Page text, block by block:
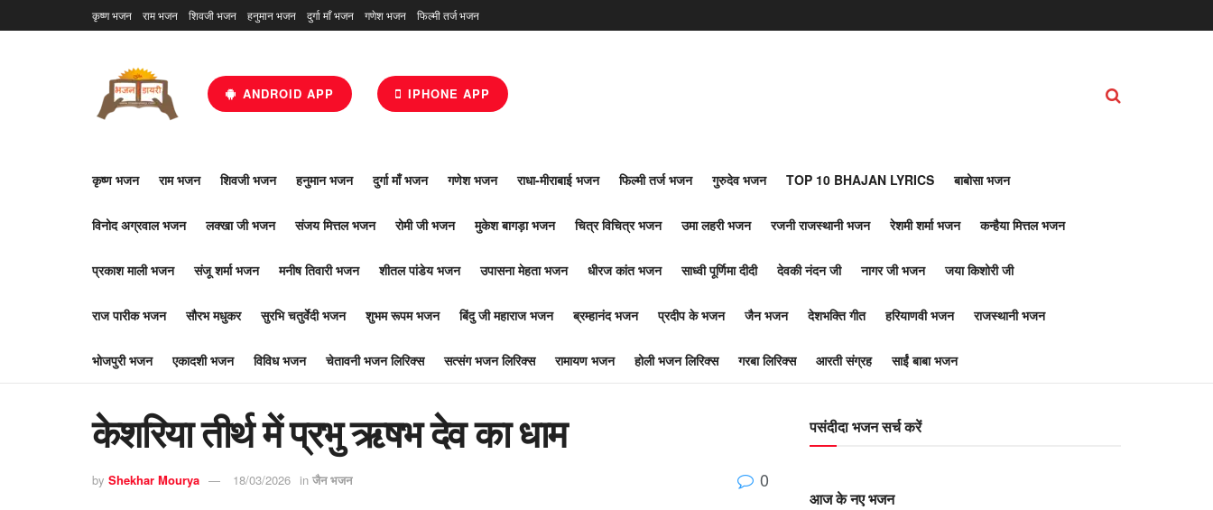
कृष्ण भजन राम भजन शिवजी भजन हनुमान भजन दुर्गा माँ भजन गणेश भजन फिल्मी तर्ज भजन
ANDROID APP IPHONE APP
कृष्ण भजन राम भजन शिवजी भजन हनुमान भजन दुर्गा माँ भजन गणेश भजन राधा-मीराबाई भजन फिल्मी तर्ज भजन गुरुदेव भजन TOP 10 BHAJAN LYRICS बाबोसा भजन
विनोद अग्रवाल भजन लक्खा जी भजन संजय मित्तल भजन रोमी जी भजन मुकेश बागड़ा भजन चित्र विचित्र भजन उमा लहरी भजन रजनी राजस्थानी भजन रेशमी शर्मा भजन कन्हैया मित्तल भजन
प्रकाश माली भजन संजू शर्मा भजन मनीष तिवारी भजन शीतल पांडेय भजन उपासना मेहता भजन धीरज कांत भजन साध्वी पूर्णिमा दीदी देवकी नंदन जी नागर जी भजन जया किशोरी जी
राज पारीक भजन सौरभ मधुकर सुरभि चतुर्वेदी भजन शुभम रूपम भजन बिंदु जी महाराज भजन ब्रम्हानंद भजन प्रदीप के भजन जैन भजन देशभक्ति गीत हरियाणवी भजन राजस्थानी भजन
भोजपुरी भजन एकादशी भजन विविध भजन चेतावनी भजन लिरिक्स सत्संग भजन लिरिक्स रामायण भजन होली भजन लिरिक्स गरबा लिरिक्स आरती संग्रह साईं बाबा भजन
केशरिया तीर्थ में प्रभु ऋषभ देव का धाम
by Shekhar Mourya 18/03/2026 in जैन भजन 0
पसंदीदा भजन सर्च करें
आज के नए भजन